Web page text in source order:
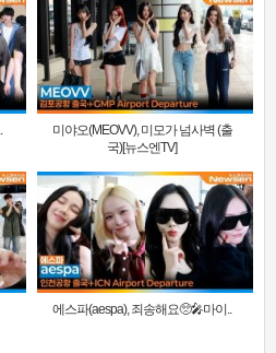
미야오(MEOVV), 미모가 넘사벽 (출
국)[뉴스엔TV]
에스파(aespa), 죄송해요🥺🎤마이..